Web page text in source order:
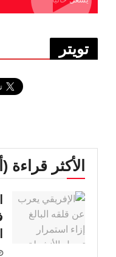
تويتر
الأكثر قراءة